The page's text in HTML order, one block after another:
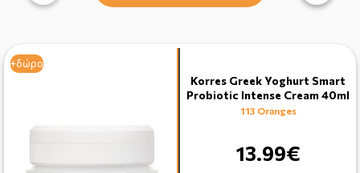
+δώρο
Korres Greek Yoghurt Smart
Probiotic Intense Cream 40ml
113 Oranges
13.99€